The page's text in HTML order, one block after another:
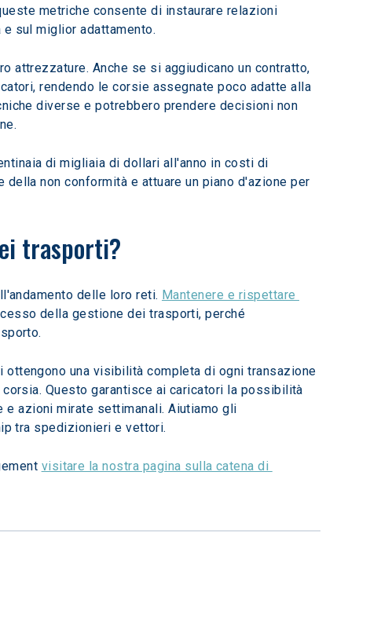
metriche consente di instaurare relazioni
sul miglior adattamento.
attrezzature. Anche se si aggiudicano un contratto,
rendendo le corsie assegnate poco adatte alla
diverse e potrebbero prendere decisioni non
di migliaia di dollari all'anno in costi di
non conformità e attuare un piano d'azione per
trasporti?
delle loro reti. Mantenere e rispettare
della gestione dei trasporti, perché
una visibilità completa di ogni transazione
Questo garantisce ai caricatori la possibilità
azioni mirate settimanali. Aiutiamo gli
tra spedizionieri e vettori.
visitare la nostra pagina sulla catena di